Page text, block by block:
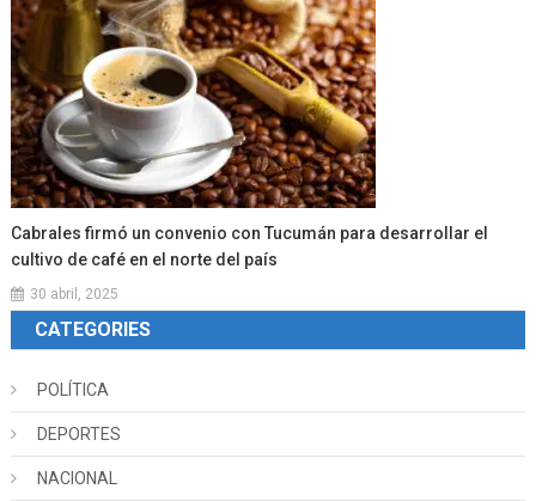
Cabrales firmó un convenio con Tucumán para desarrollar el
cultivo de café en el norte del país
30 abril, 2025
CATEGORIES
POLÍTICA
DEPORTES
NACIONAL